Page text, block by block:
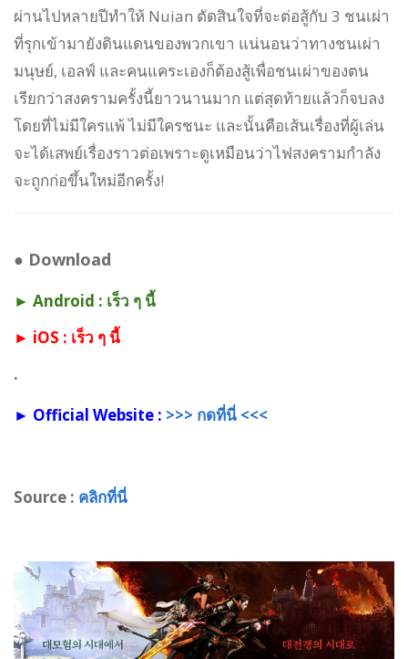
ผ่านไปหลายปีทำให้ Nuian ตัดสินใจที่จะต่อสู้กับ 3 ชนเผ่า
ที่รุกเข้ามายังดินแดนของพวกเขา แน่นอนว่าทางชนเผ่า
มนุษย์, เอลฟ์ และคนแคระเองก็ต้องสู้เพื่อชนเผ่าของตน
เรียกว่าสงครามครั้งนี้ยาวนานมาก แต่สุดท้ายแล้วก็จบลง
โดยที่ไม่มีใครแพ้ ไม่มีใครชนะ และนั้นคือเส้นเรื่องที่ผู้เล่น
จะได้เสพย์เรื่องราวต่อเพราะดูเหมือนว่าไฟสงครามกำลัง
จะถูกก่อขึ้นใหม่อีกครั้ง!
● Download
► Android : เร็ว ๆ นี้
► iOS : เร็ว ๆ นี้
.
► Official Website : >>> กดที่นี่ <<<
Source : คลิกที่นี่